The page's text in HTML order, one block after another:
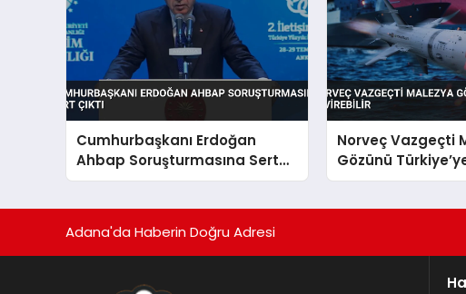
Cumhurbaşkanı Erdoğan
Ahbap Soruşturmasına Sert
Çıktı
Norveç Vazgeçti
Gözünü
Adana'da Haberin Doğru Adresi